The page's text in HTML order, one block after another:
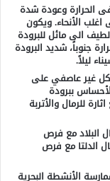
الحرارة وعودة شدة
الأنحاء. ويكون
الى مائل للبرودة
جنوباً، شديد البرودة
ليلاً.
غير عاصفي على
ببرودة
للرمال والأتربة
البلاد مع فرص
الدلتا مع فرص
الأنشطة البحرية